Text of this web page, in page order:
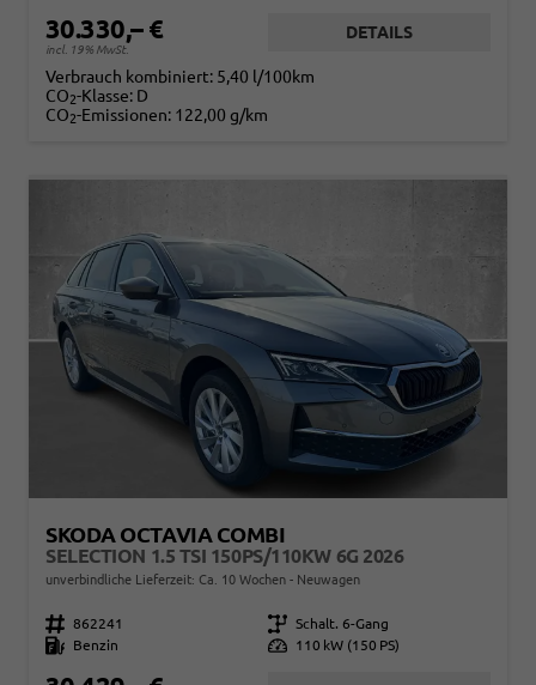
30.330,– €
incl. 19% MwSt.
DETAILS
Verbrauch kombiniert: 5,40 l/100km
CO2-Klasse: D
CO2-Emissionen: 122,00 g/km
SKODA OCTAVIA COMBI
SELECTION 1.5 TSI 150PS/110KW 6G 2026
unverbindliche Lieferzeit: Ca. 10 Wochen Neuwagen
Fahrzeugnr. 862241 Getriebe Schalt. 6-Gang
Kraftstoff
Benzin Leistung 110 kW (150 PS)